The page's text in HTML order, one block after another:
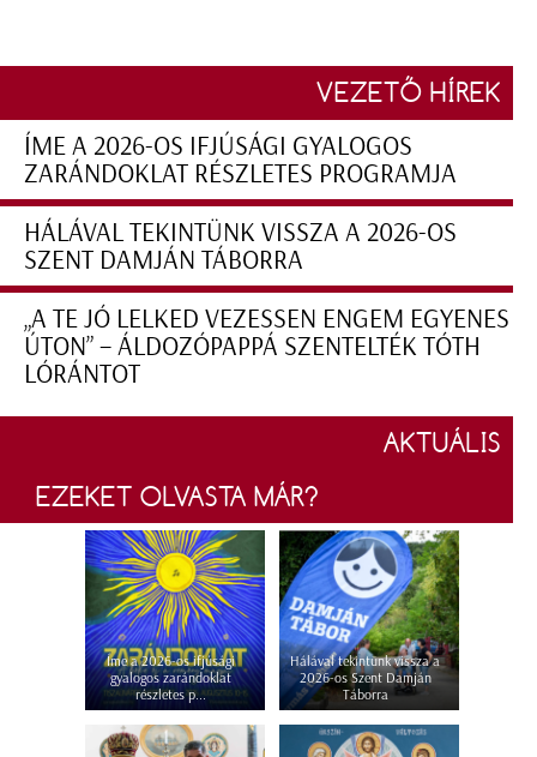
VEZETŐ HÍREK
ÍME A 2026-OS IFJÚSÁGI GYALOGOS
ZARÁNDOKLAT RÉSZLETES PROGRAMJA
HÁLÁVAL TEKINTÜNK VISSZA A 2026-OS
SZENT DAMJÁN TÁBORRA
„A TE JÓ LELKED VEZESSEN ENGEM EGYENES
ÚTON” – ÁLDOZÓPAPPÁ SZENTELTÉK TÓTH
LÓRÁNTOT
AKTUÁLIS
EZEKET OLVASTA MÁR?
Íme a 2026-os ifjúsági
gyalogos zarándoklat
részletes p...
Hálával tekintünk vissza a
2026-os Szent Damján
Táborra